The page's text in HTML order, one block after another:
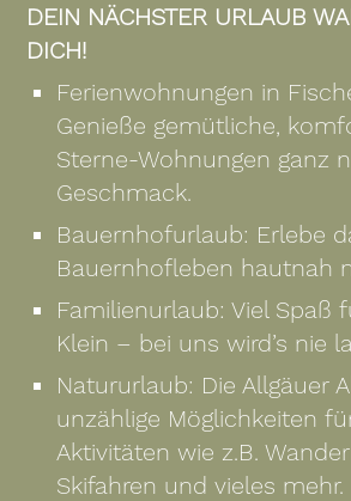
DEIN NÄCHSTER URLAUB
DICH!
Ferienwohnungen in
Genieße gemütliche,
Sterne-Wohnungen ganz
Geschmack.
Bauernhofurlaub: Erlebe
Bauernhofleben hautnah
Familienurlaub: Viel Spaß
Klein – bei uns wird’s nie
Natururlaub: Die Allgäuer
unzählige Möglichkeiten
Aktivitäten wie z.B.
Skifahren und vieles mehr.